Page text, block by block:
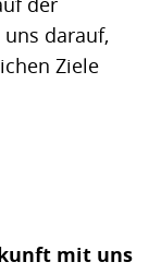
darauf,
Ziele
mit uns